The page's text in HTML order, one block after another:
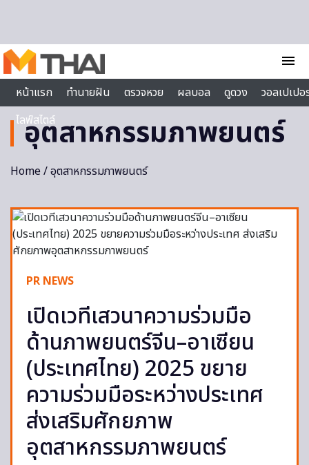
menu
หน้าแรก
ทำนายฝัน ตรวจหวย ผลบอล ดูดวง
วอลเปเป
ไลฟ์สไตล์
อุตสาหกรรมภาพยนตร์
Home/ อุตสาหกรรมภาพยนตร์
PR NEWS
เปิดเวทีเสวนาความร่วมมือ
ด้านภาพยนตร์จีน–อาเซียน
(ประเทศไทย) 2025 ขยาย
ความร่วมมือระหว่างประเทศ
ส่งเสริมศักยภาพ
อุตสาหกรรมภาพยนตร์